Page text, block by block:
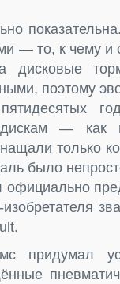
— то, к чему и
поэтому
— как
только
было
официально
придумал